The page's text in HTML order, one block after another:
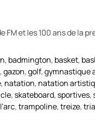
FM et les 100 ans de la
, badmington, basket,
,gazon,golf,gymnastique
, natation, natation
, skateboard, sportives,
,trampoline,treize,